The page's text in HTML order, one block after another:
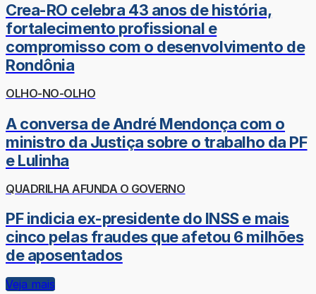
Crea-RO celebra 43 anos de história,
fortalecimento profissional e
compromisso com o desenvolvimento de
Rondônia
OLHO-NO-OLHO
A conversa de André Mendonça com o
ministro da Justiça sobre o trabalho da PF
e Lulinha
QUADRILHA AFUNDA O GOVERNO
PF indicia ex-presidente do INSS e mais
cinco pelas fraudes que afetou 6 milhões
de aposentados
Veja mais